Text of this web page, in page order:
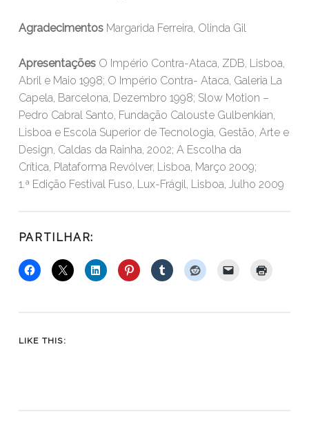
AgradecimentosMargarida Ferreira, Olinda Gil
ApresentaçõesO Império Contra-Ataca, ZDB, Lisboa,
Abril e Maio 1998; O Império Contra- Ataca, Galeria La
Capela, Barcelona, Dezembro 1998; Slow Motion –
Pedro Cabral Santo, Fundação Calouste Gulbenkian,
Lisboa e Escola Superior de Tecnologia, Gestão, Arte e
Design, Caldas da Rainha, 2002; A Escolha da
Crítica, Plataforma Revólver, Lisboa, Março 2009;
1.ª Edição Festival Fuso, Lux-Frágil, Lisboa, Julho 2009
PARTILHAR:
LIKE THIS: